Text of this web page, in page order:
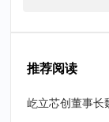
推荐阅读
屹立芯创董事